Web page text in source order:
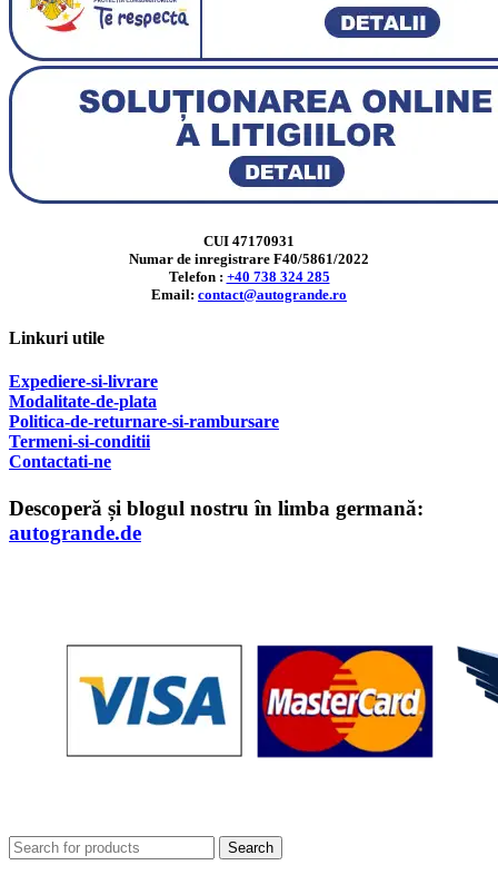
CUI 47170931
Numar de inregistrare F40/5861/2022
Telefon : +40 738 324 285
Email: contact@autogrande.ro
Linkuri utile
Expediere-si-livrare
Modalitate-de-plata
Politica-de-returnare-si-rambursare
Termeni-si-conditii
Contactati-ne
Descoperă și blogul nostru în limba germană:
autogrande.de
Search